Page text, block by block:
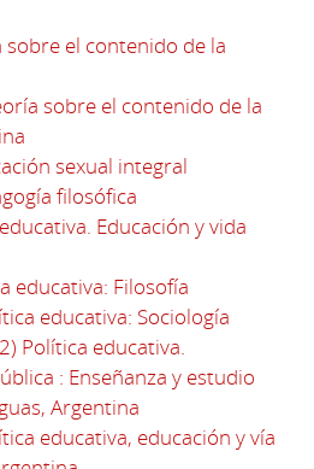
el contenido de la
sobre el contenido de la
sexual integral
filosófica
Educación y vida
educativa: Filosofía
educativa: Sociología
Política educativa.
: Enseñanza y estudio
Argentina
educativa, educación y vía